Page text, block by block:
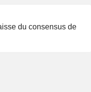
du consensus de